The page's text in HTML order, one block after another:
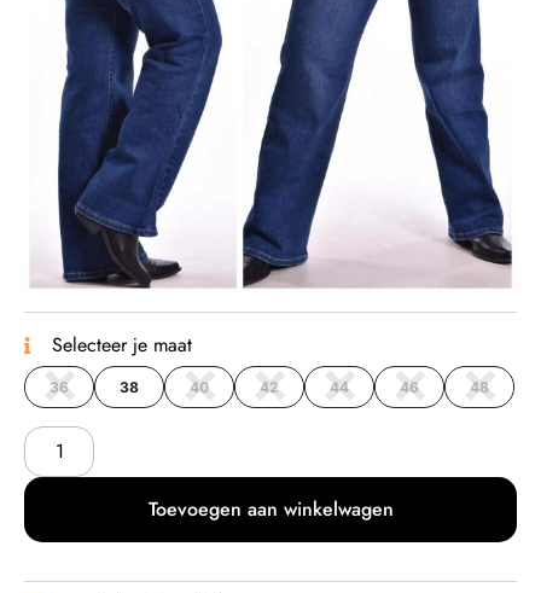
Selecteer je maat
36 38 40 42 44 46 48
Toevoegen aan winkelwagen